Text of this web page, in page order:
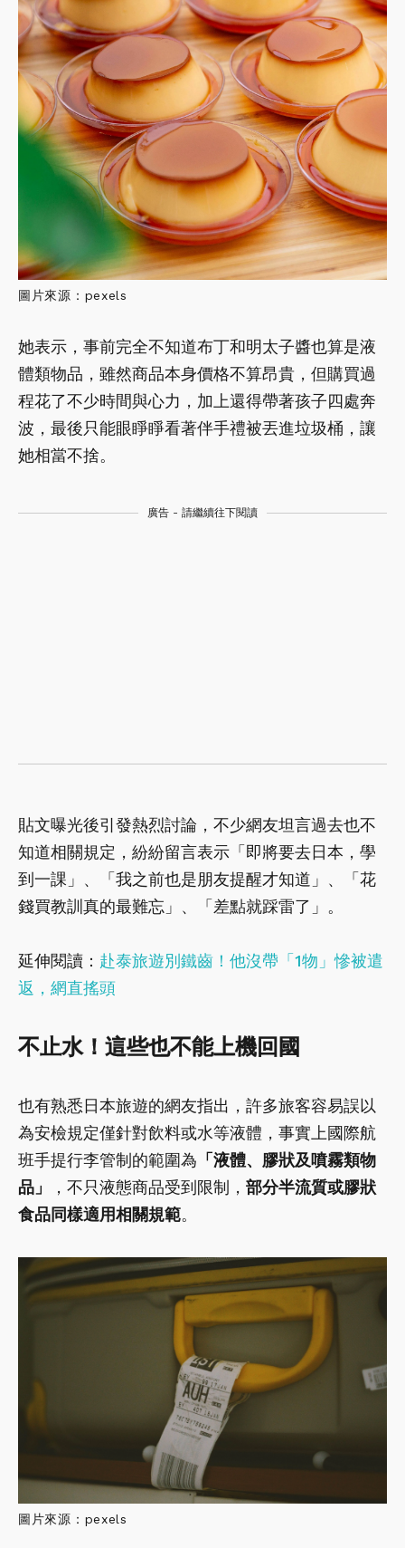
圖片來源：pexels
她表示，事前完全不知道布丁和明太子醬也算是液
體類物品，雖然商品本身價格不算昂貴，但購買過
程花了不少時間與心力，加上還得帶著孩子四處奔
波，最後只能眼睜睜看著伴手禮被丟進垃圾桶，讓
她相當不捨。
廣告 - 請繼續往下閱讀
貼文曝光後引發熱烈討論，不少網友坦言過去也不
知道相關規定，紛紛留言表示「即將要去日本，學
到一課」、「我之前也是朋友提醒才知道」、「花
錢買教訓真的最難忘」、「差點就踩雷了」。
延伸閱讀： 赴泰旅遊別鐵齒！他沒帶「1物」慘被遣
返，網直搖頭
不止水！這些也不能上機回國
也有熟悉日本旅遊的網友指出，許多旅客容易誤以
為安檢規定僅針對飲料或水等液體，事實上國際航
班手提行李管制的範圍為 「液體、膠狀及噴霧類物
品」
，不只液態商品受到限制， 部分半流質或膠狀
食品同樣適用相關規範。
圖片來源：pexels